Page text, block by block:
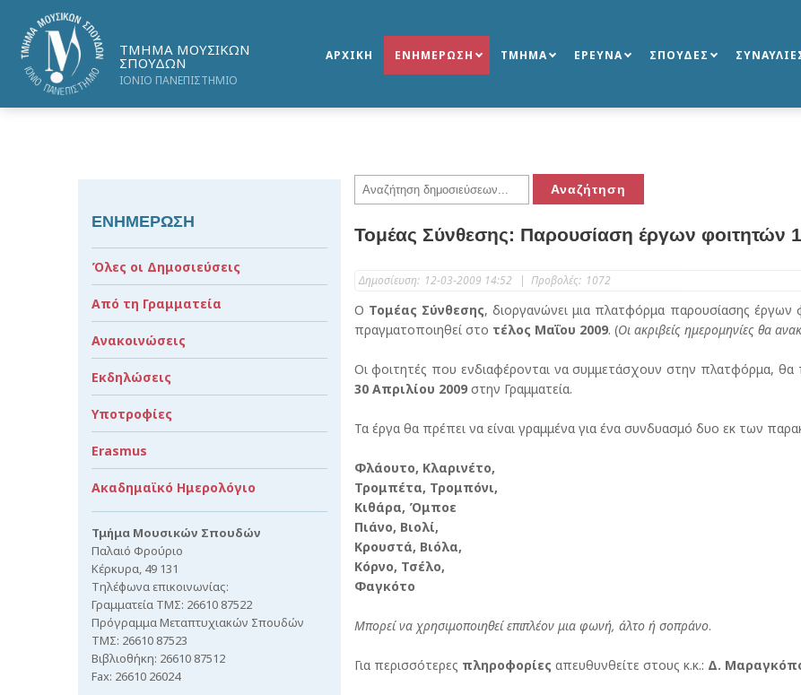
ΤΜΗΜΑ ΜΟΥΣΙΚΩΝ
ΣΠΟΥΔΩΝ
ΙΟΝΙΟ ΠΑΝΕΠΙΣΤΗΜΙΟ
ΑΡΧΙΚΗ ΕΝΗΜΕΡΩΣΗ ΤΜΗΜΑ ΕΡΕΥΝΑ ΣΠΟΥΔΕΣ
Τομέας Σύνθεσης: Παρουσίαση έργων φοιτητών
Δημοσίευση: 12-03-2009 14:52 | Προβολές: 1072
Ο Τομέας Σύνθεσης, διοργανώνει μια πλατφόρμα παρουσίασης έργων
πραγματοποιηθεί στο τέλος Μαΐου 2009. (Οι ακριβείς ημερομηνίες θα
Οι φοιτητές που ενδιαφέρονται να συμμετάσχουν στην πλατφόρμα, θα
30 Απριλίου 2009στην Γραμματεία.
Τα έργα θα πρέπει να είναι γραμμένα για ένα συνδυασμό δυο εκ των
Φλάουτο, Κλαρινέτο,
Τρομπέτα, Τρομπόνι,
Κιθάρα, Όμποε
Πιάνο, Βιολί,
Κρουστά, Βιόλα,
Κόρνο, Τσέλο,
Φαγκότο
Μπορεί να χρησιμοποιηθεί επιπλέον μια φωνή, άλτο ή σοπράνο.
Για περισσότερες πληροφορίες απευθυνθείτε στους κ.κ.: Δ.
ΕΝΗΜΕΡΩΣΗ
Όλες οι Δημοσιεύσεις
Από τη Γραμματεία
Ανακοινώσεις
Εκδηλώσεις
Υποτροφίες
Erasmus
Ακαδημαϊκό Ημερολόγιο
Τμήμα Μουσικών Σπουδών
Παλαιό Φρούριο
Κέρκυρα, 49 131
Τηλέφωνα επικοινωνίας:
Γραμματεία ΤΜΣ: 26610 87522
Πρόγραμμα Μεταπτυχιακών Σπουδών
ΤΜΣ: 26610 87523
Βιβλιοθήκη: 26610 87512
Fax: 26610 26024